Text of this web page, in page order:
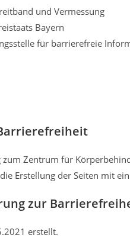
und Vermessung
Bayern
für barrierefreie
zum Zentrum für
Erstellung der Seiten mit
zur
erstellt.